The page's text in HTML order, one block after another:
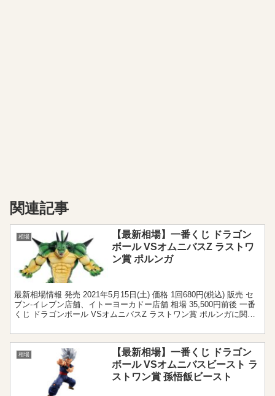
関連記事
相場
【最新相場】一番くじ ドラゴン
ボール VSオムニバスZ ラストワ
ン賞 ポルンガ
最新相場情報 発売 2021年5月15日(土) 価格 1回680円(税込) 販売 セ
ブン‐イレブン店舗、イトーヨーカドー店舗 相場 35,500円前後 一番
くじ ドラゴンボール VSオムニバスZ ラストワン賞 ポルンガに関す
相場
【最新相場】一番くじ ドラゴン
ボール VSオムニバスビースト ラ
ストワン賞 孫悟飯ビースト